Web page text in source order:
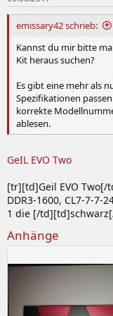
Infneon
UDIMM
Value
Qimonda
Samsung
UDIMM
OCZ
XTC
emissary42 schrieb:
Kannst du mir bitte
Kit heraus suchen?
Es gibt eine mehr als
Spezifikationen
korrekte
ablesen.
GeIL EVO Two
[tr][td]Geil EVO Two[/
DDR3-1600, CL7-7-
1 die [/
Anhänge